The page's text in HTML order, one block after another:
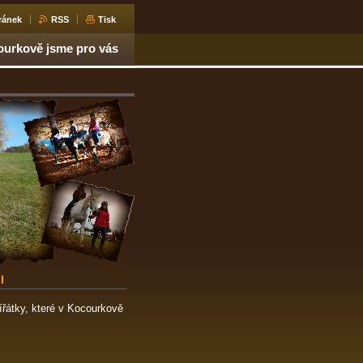
RSS Tisk
jsme pro vás
které v Kocourkově